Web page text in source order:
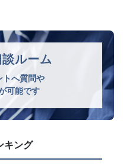
ルーム
トへ質問や
可能です
キング